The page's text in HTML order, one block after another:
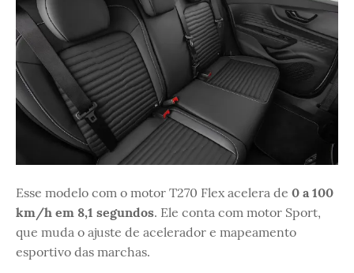
Esse modelo com o motor T270 Flex acelera de 0 a 100
km/h em 8,1 segundos. Ele conta com motor Sport,
que muda o ajuste de acelerador e mapeamento
esportivo das marchas.